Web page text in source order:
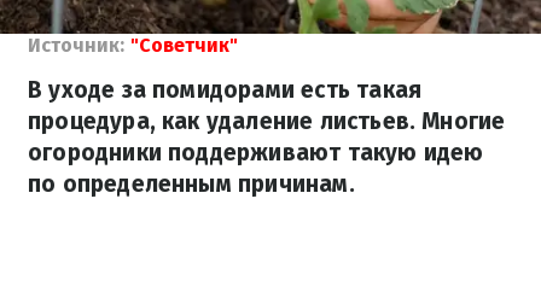
Источник: "Советчик"
В уходе за помидорами есть такая
процедура, как удаление листьев. Многие
огородники поддерживают такую идею
по определенным причинам.